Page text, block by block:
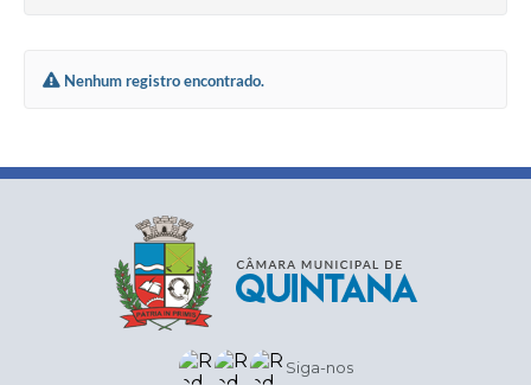
Nenhum registro encontrado.
Siga-nos